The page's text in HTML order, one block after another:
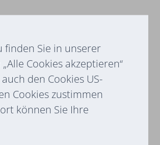
finden Sie in unserer
Cookies akzeptieren“
den Cookies US-
Cookies zustimmen
können Sie Ihre